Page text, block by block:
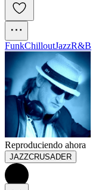
FunkChilloutJazzR&B
Reproduciendo ahora
JAZZCRUSADER